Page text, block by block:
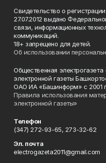
Свидетельство о
27.07.2012 выдано
связи, информационных
коммуникаций.
18+ запрещено для детей.
Об использовании
Общественная
электронной газеты
ОАО ИА «Башинформ» с 2001
Правила использования
электронной газеты»
Телефон
(347) 272-93-65, 273-32-62
Эл. почта
electrogazeta2011@gmail.com